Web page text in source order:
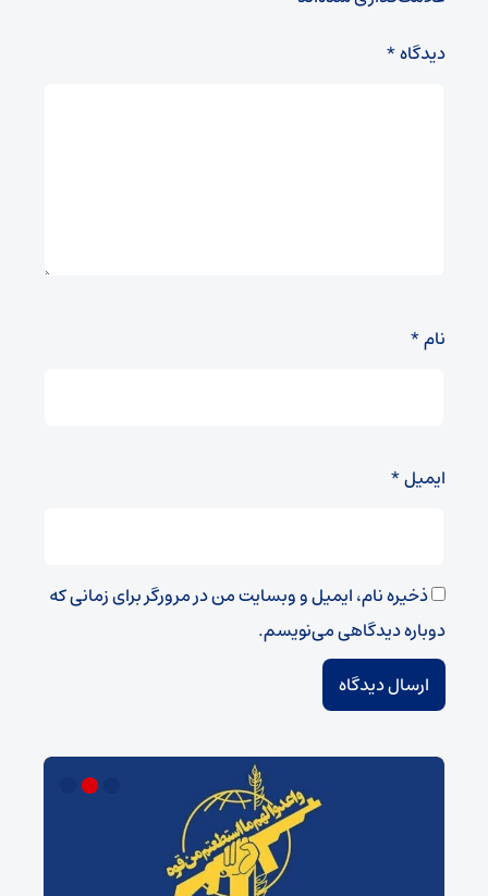
دیدگاه*
نام*
ایمیل*
ذخیره نام، ایمیل و وبسایت من در مرورگر برای زمانی که
دوباره دیدگاهی می‌نویسم.